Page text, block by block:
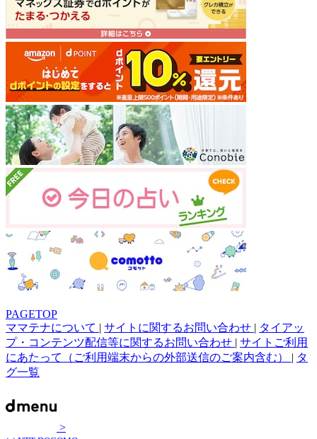
PAGETOP
ママテナについて | サイトに関するお問い合わせ | タイアッ
プ・コンテンツ配信等に関するお問い合わせ | サイトご利用
にあたって（ご利用端末からの外部送信のご案内含む） | タ
グ一覧
>